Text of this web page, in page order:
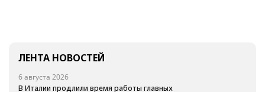
ЛЕНТА НОВОСТЕЙ
6 августа 2026
В Италии продлили время работы главных